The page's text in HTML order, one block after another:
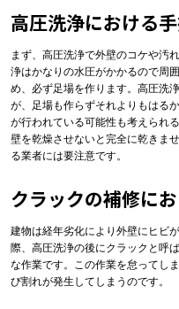
高圧洗浄における
まず、高圧洗浄で外壁のコケや汚
浄はかなりの水圧がかかるので周
め、必ず足場を作ります。高圧洗
が、足場も作らずそれよりもはる
が行われている可能性も考えられ
壁を乾燥させないと完全に乾きま
る業者には要注意です。
クラックの補修に
建物は経年劣化により外壁にヒビ
際、高圧洗浄の後にクラックと呼
な作業です。この作業を怠ってし
び割れが発生してしまうのです。